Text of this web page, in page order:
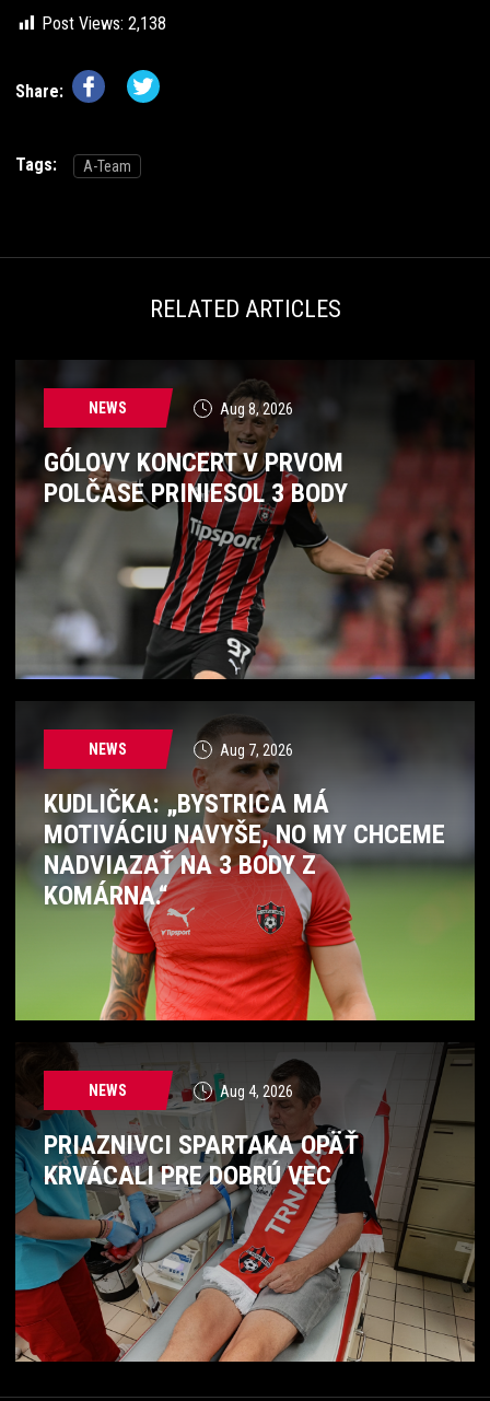
Post Views: 2,138
Share:
Tags: A-Team
RELATED ARTICLES
NEWS Aug 8, 2026
GÓLOVY KONCERT V PRVOM
POLČASE PRINIESOL 3 BODY
NEWS Aug 7, 2026
KUDLIČKA: „BYSTRICA MÁ
MOTIVÁCIU NAVYŠE, NO MY CHCEME
NADVIAZAŤ NA 3 BODY Z
KOMÁRNA.“
NEWS Aug 4, 2026
PRIAZNIVCI SPARTAKA OPÄŤ
KRVÁCALI PRE DOBRÚ VEC